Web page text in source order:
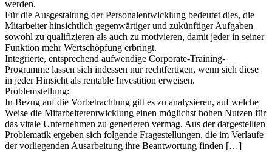
werden.
Für die Ausgestaltung der Personalentwicklung bedeutet dies, die
Mitarbeiter hinsichtlich gegenwärtiger und zukünftiger Aufgaben
sowohl zu qualifizieren als auch zu motivieren, damit jeder in seiner
Funktion mehr Wertschöpfung erbringt.
Integrierte, entsprechend aufwendige Corporate-Training-
Programme lassen sich indessen nur rechtfertigen, wenn sich diese
in jeder Hinsicht als rentable Investition erweisen.
Problemstellung:
In Bezug auf die Vorbetrachtung gilt es zu analysieren, auf welche
Weise die Mitarbeiterentwicklung einen möglichst hohen Nutzen für
das vitale Unternehmen zu generieren vermag. Aus der dargestellten
Problematik ergeben sich folgende Fragestellungen, die im Verlaufe
der vorliegenden Ausarbeitung ihre Beantwortung finden […]